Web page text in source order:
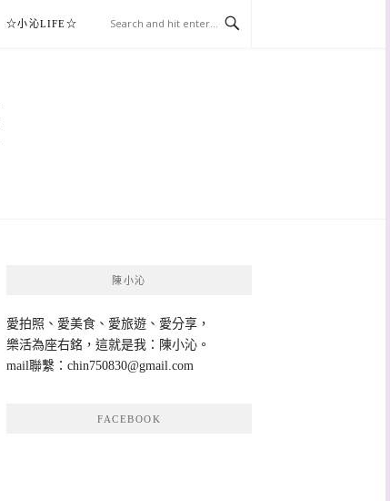
☆小沁LIFE☆
陳小沁
愛拍照、愛美食、愛旅遊、愛分享，
樂活為座右銘，這就是我：陳小沁。
mail聯繫： chin750830@gmail.com
FACEBOOK